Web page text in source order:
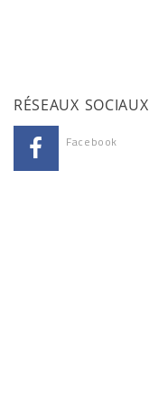
RÉSEAUX SOCIAUX
Facebook